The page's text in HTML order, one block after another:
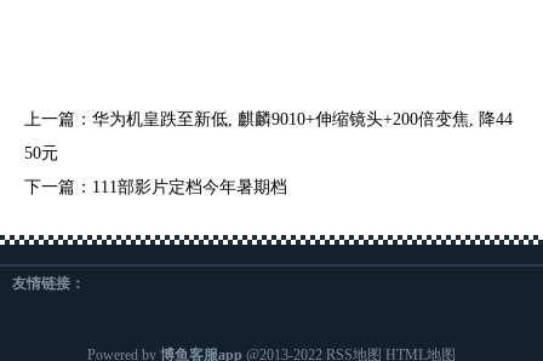
上一篇： 华为机皇跌至新低, 麒麟9010+伸缩镜头+200倍变焦, 降44
50元
下一篇： 111部影片定档今年暑期档
友情链接：
Powered by 博鱼客服app @2013-2022 RSS地图 HTML地图